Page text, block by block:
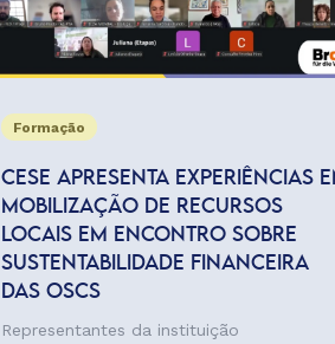
Formação
CESE APRESENTA EXPERIÊNCIAS
MOBILIZAÇÃO DE RECURSOS
LOCAIS EM ENCONTRO SOBRE
SUSTENTABILIDADE FINANCEIRA
DAS OSCS
Representantes da instituição